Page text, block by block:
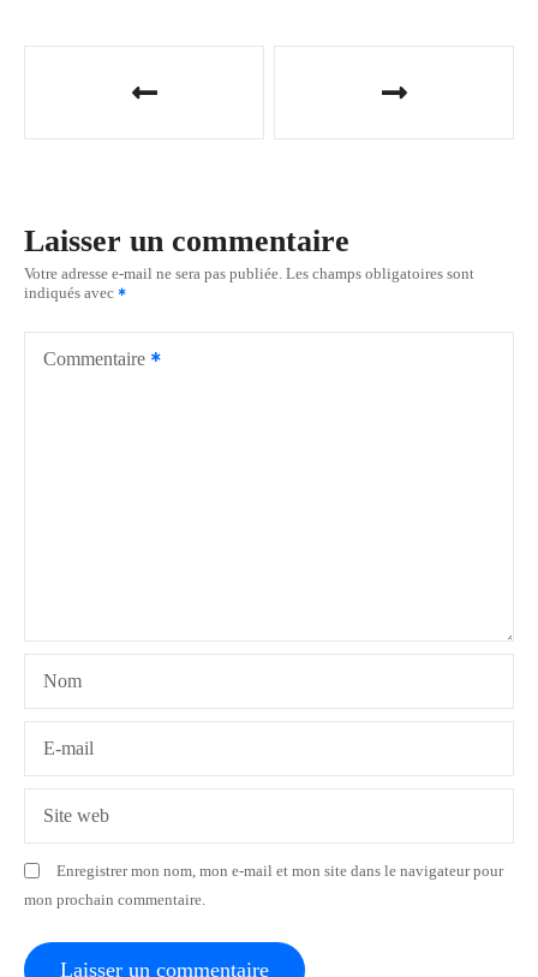
g
a
t
i
c
Laisser un commentaire
Votre adresse e-mail ne sera pas publiée. Les champs obligatoires sont
indiqués avec
Commentaire
Nom
E-mail
Site web
Enregistrer mon nom, mon e-mail et mon site dans le navigateur pour
mon prochain commentaire.